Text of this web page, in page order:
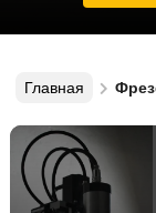
Главная